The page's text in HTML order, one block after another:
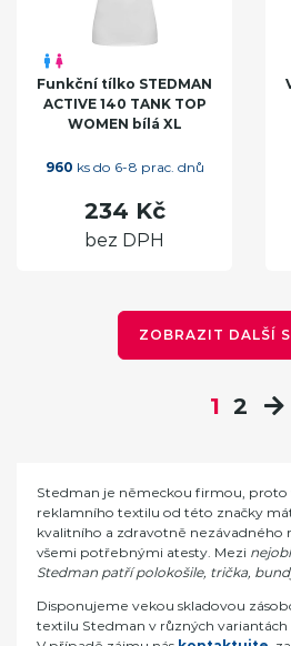
Funkční tílko STEDMAN
ACTIVE 140 TANK TOP
WOMEN bílá XL
960 ks do 6-8 prac. dnů
234 Kč
bez DPH
ZOBRAZIT DALŠÍ
1 2
Stedman je německou firmou,
reklamního textilu od této značky
kvalitního a zdravotně nezávadného
všemi potřebnými atesty. Mezi
Stedman patří polokošile, trička,
Disponujeme vekou skladovou
textilu Stedman v různých variantách